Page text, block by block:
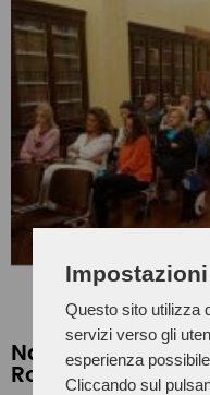
Questo sito utilizza
servizi verso gli
esperienza
Cliccando sul
Nate per vincere
Roberta Pedrotti